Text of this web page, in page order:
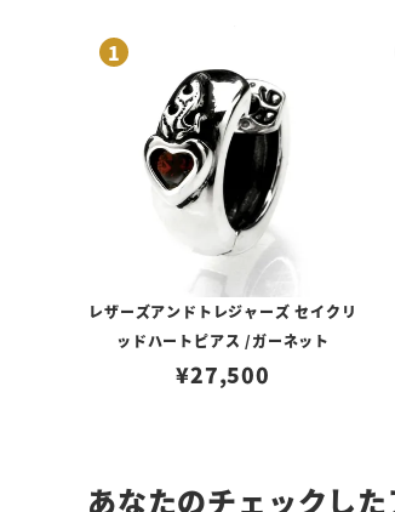
レザーズアンドトレジャーズ セイクリ
ッドハートピアス /ガーネット
¥27,500
あなたのチェックし